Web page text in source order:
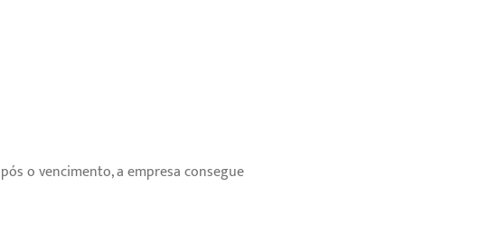
o vencimento, a empresa consegue